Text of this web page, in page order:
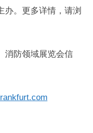
办。更多详情，请浏
消防领域展览会信